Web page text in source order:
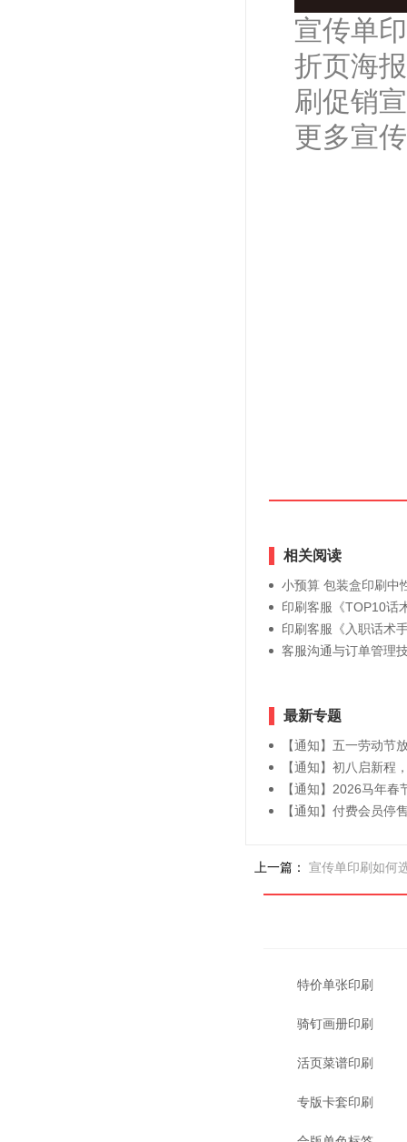
宣传单
折页海
刷促销
更多宣
相关阅读
小预算 包装盒印刷中性价比超高｜福
印刷客服《TOP10话
印刷客服《入职话术
客服沟通与订单管理
最新专题
【通知】五一劳动节
【通知】初八启新程
【通知】2026马年春
【通知】付费会员停
上一篇： 宣传单印刷如何
特价单张印刷
骑钉画册印刷
活页菜谱印刷
专版卡套印刷